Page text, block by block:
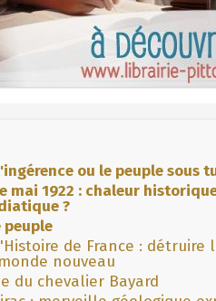
ou le peuple sous
mai 1922 : chaleur
?
peuple
de France : détruire
nouveau
du chevalier Bayard